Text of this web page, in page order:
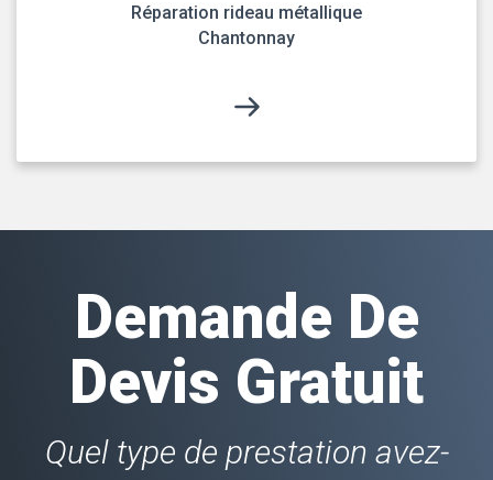
Réparation rideau métallique
Chantonnay
Demande De
Devis Gratuit
Quel type de prestation avez-